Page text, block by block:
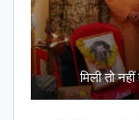
मिली तो